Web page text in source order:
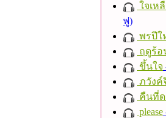
ใจเห
ฟู)
พรปีใ
ฤดูร้อ
ขึ้นใจ
ภวังค์
คืนที่ด
please